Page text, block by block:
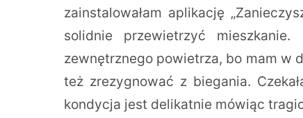
zainstalowałam aplikację
solidnie przewietrzyć
zewnętrznego powietrza, bo mam w
też zrezygnować z biegania.
kondycja jest delikatnie mówiąc